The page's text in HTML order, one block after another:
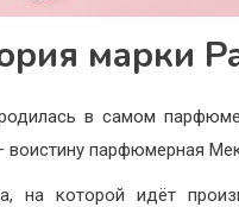
марки
в самом
воистину парфюмерная
на которой идёт